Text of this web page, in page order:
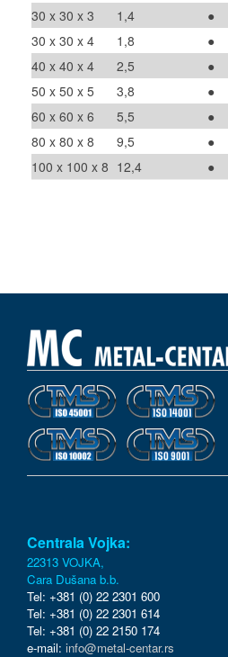
30 x 30 x 3
1,4 ●
30 x 30 x 4
1,8 ●
40 x 40 x 4
2,5 ●
50 x 50 x 5
3,8 ●
60 x 60 x 6
5,5 ●
80 x 80 x 8
9,5 ●
100 x 100 x 8 12,4 ●
Centrala Vojka:
22313 VOJKA,
Cara Dušana b.b.
Tel: +381 (0) 22 2301 600
Tel: +381 (0) 22 2301 614
Tel: +381 (0) 22 2150 174
e-mail: info@metal-centar.rs